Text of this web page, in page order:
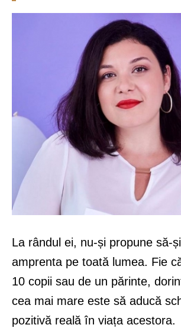
La rândul ei, nu-și propune să-
amprenta pe toată lumea. Fie
10 copii sau de un părinte,
cea mai mare este să aducă
pozitivă reală în viața acestora.